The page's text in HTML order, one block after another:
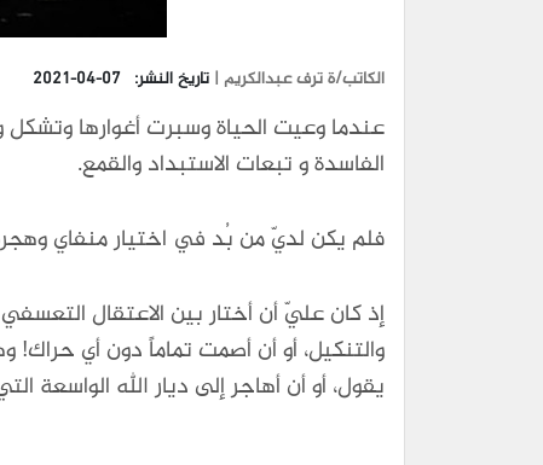
الكاتب/ة ترف عبدالكريم | تاريخ النشر: 2021-04-07
عندما وعيت الحياة وسبرت أغوارها
الفاسدة و تبعات الاستبداد والقمع.
فلم يكن لديّ من بُد في اختيار منفاي
إذ كان عليّ أن أختار بين الاعتقال
والتنكيل، أو أن أصمت تماماً دون أي
يقول، أو أن أهاجر إلى ديار الله الواسعة